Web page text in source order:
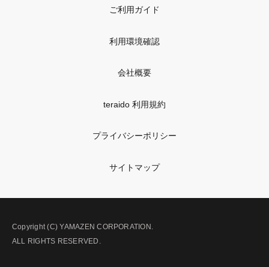
ご利用ガイド
利用環境確認
会社概要
teraido 利用規約
プライバシーポリシー
サイトマップ
Copyright (C) YAMAZEN CORPORATION.
ALL RIGHTS RESERVED.